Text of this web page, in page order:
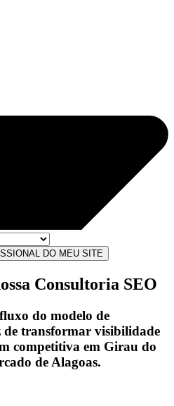
DO MEU SITE
Consultoria SEO
do modelo de
de transformar visibilidade
competitiva em Girau do
de Alagoas.